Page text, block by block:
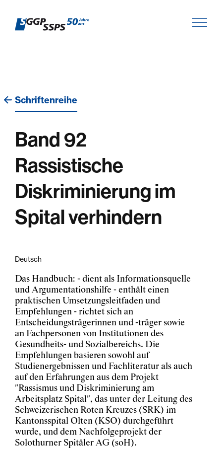
Schriftenreihe
Band 92
Rassistische
Diskriminierung im
Spital verhindern
Deutsch
Das Handbuch: - dient als Informationsquelle
und Argumentationshilfe - enthält einen
praktischen Umsetzungsleitfaden und
Empfehlungen - richtet sich an
Entscheidungsträgerinnen und -träger sowie
an Fachpersonen von Institutionen des
Gesundheits- und Sozialbereichs. Die
Empfehlungen basieren sowohl auf
Studienergebnissen und Fachliteratur als auch
auf den Erfahrungen aus dem Projekt
"Rassismus und Diskriminierung am
Arbeitsplatz Spital", das unter der Leitung des
Schweizerischen Roten Kreuzes (SRK) im
Kantonsspital Olten (KSO) durchgeführt
wurde, und dem Nachfolgeprojekt der
Solothurner Spitäler AG (soH).